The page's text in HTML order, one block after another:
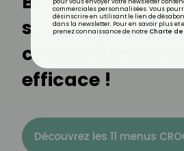
seulement 15
cette méthode
efficace !
Découvrez les 11 menus
commerciales personnalisées. Vous
désinscrire en utilisant le lien de
dans la newsletter. Pour en savoir plus et
prenez connaissance de notre Charte